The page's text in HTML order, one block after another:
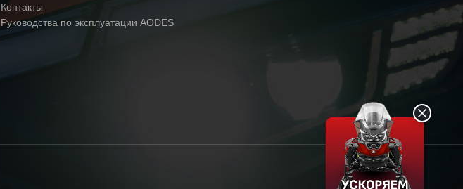
Контакты
Руководства по эксплуатации AODES